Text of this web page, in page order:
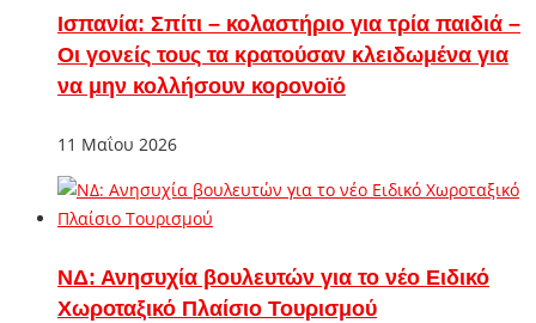
Ισπανία: Σπίτι – κολαστήριο για τρία παιδιά –
Οι γονείς τους τα κρατούσαν κλειδωμένα για
να μην κολλήσουν κορονοϊό
11 Μαΐου 2026
ΝΔ: Ανησυχία βουλευτών για το νέο Ειδικό
Χωροταξικό Πλαίσιο Τουρισμού